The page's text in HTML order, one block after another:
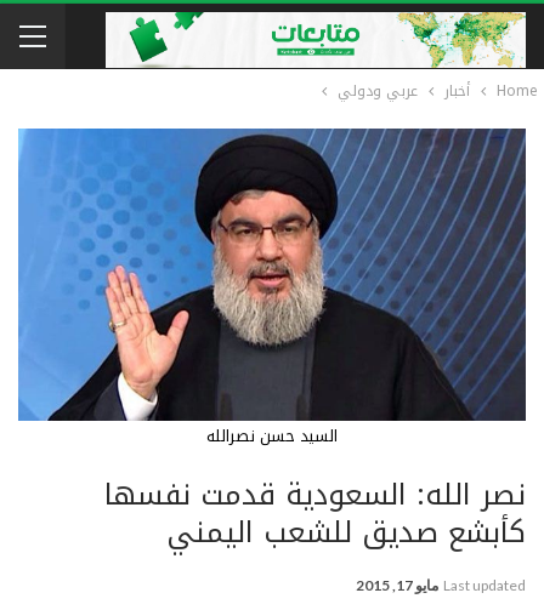
Home أخبار عربي ودولي
السيد حسن نصرالله
نصر الله: السعودية قدمت نفسها
كأبشع صديق للشعب اليمني
Last updated مايو 17, 2015